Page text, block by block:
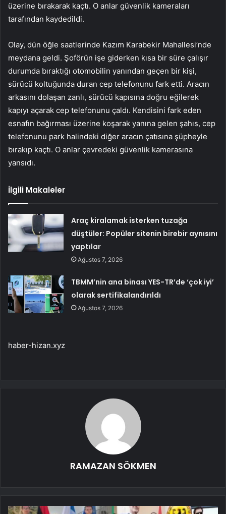
üzerine bırakarak kaçtı. O anlar güvenlik kameraları
tarafından kaydedildi.
Olay, dün öğle saatlerinde Kazım Karabekir Mahallesi’nde
meydana geldi. Şoförün işe giderken kısa bir süre çalışır
durumda bıraktığı otomobilin yanından geçen bir kişi,
sürücü koltuğunda duran cep telefonunu fark etti. Aracın
arkasını dolaşan zanlı, sürücü kapısına doğru eğilerek
kapıyı açarak cep telefonunu çaldı. Kendisini fark eden
esnafın bağırması üzerine koşarak yanına gelen şahıs, cep
telefonunu park halindeki diğer aracın çatısına şüpheyle
bırakıp kaçtı. O anlar çevredeki güvenlik kamerasına
yansıdı.
İlgili Makaleler
Araç kiralamak isterken tuzağa
düştüler: Popüler sitenin birebir aynısını
yaptılar
Ağustos 7, 2026
TBMM’nin ana binası YES-TR’de ‘çok iyi’
olarak sertifikalandırıldı
Ağustos 7, 2026
haber-hizan.xyz
RAMAZAN SÖKMEN